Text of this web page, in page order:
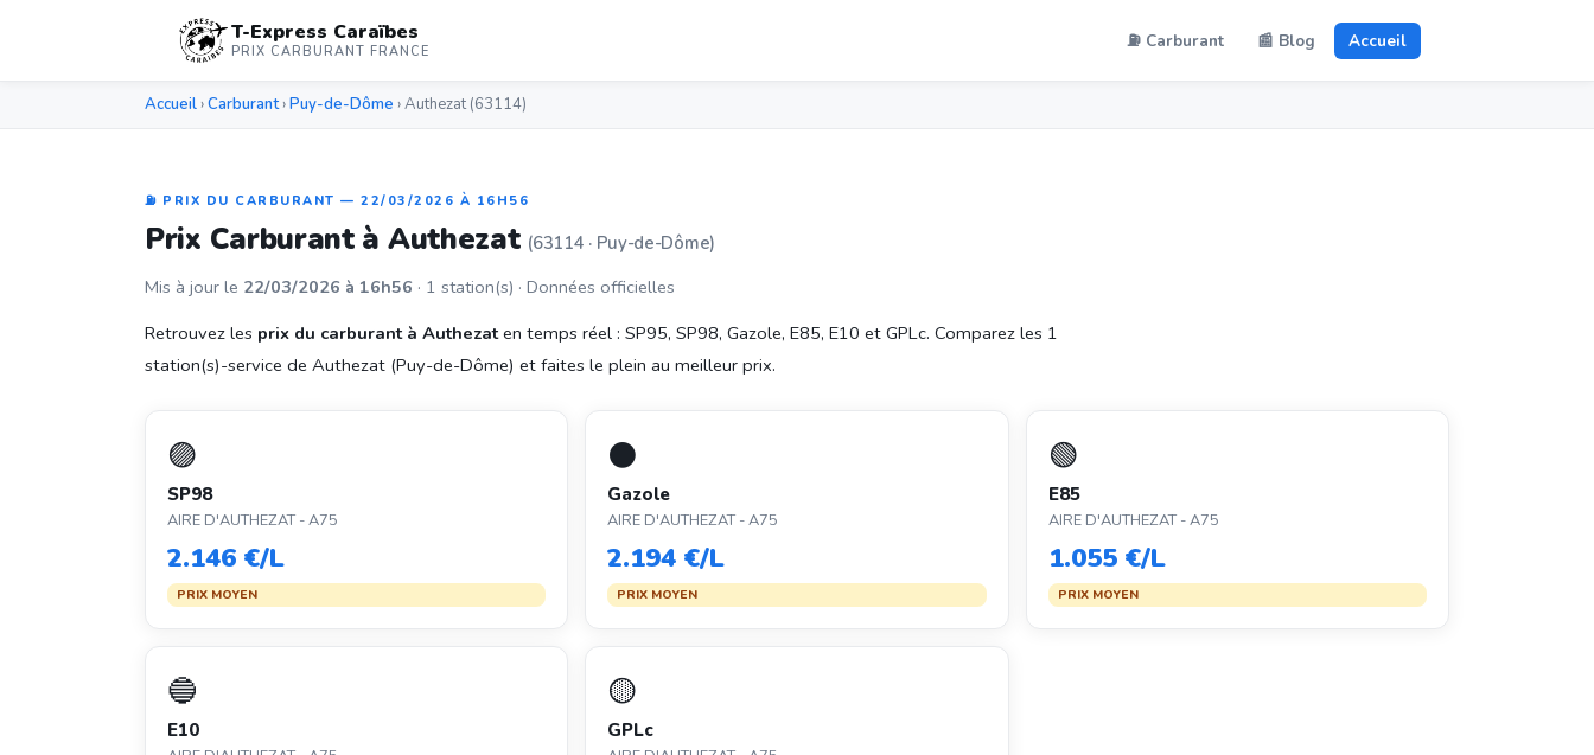
T-Express Caraïbes
PRIX CARBURANT FRANCE ⛽ Carburant 📰 Blog Accueil
Accueil ›Carburant›Puy-de-Dôme › Authezat (63114)
⛽ PRIX DU CARBURANT — 22/03/2026 À 16H56
Prix Carburant à Authezat (63114 · Puy-de-Dôme)
Mis à jour le 22/03/2026 à 16h56 · 1 station(s) · Données officielles
Retrouvez les prix du carburant à Authezaten temps réel : SP95, SP98, Gazole, E85, E10 et GPLc. Comparez les 1
station(s)-service de Authezat (Puy-de-Dôme) et faites le plein au meilleur prix.
🟣
SP98
AIRE D'AUTHEZAT - A75
2.146 €/L
PRIX MOYEN
⚫
Gazole
AIRE D'AUTHEZAT - A75
2.194 €/L
PRIX MOYEN
🟢
E85
AIRE D'AUTHEZAT - A75
1.055 €/L
PRIX MOYEN
🔵
E10
🟡
GPLc